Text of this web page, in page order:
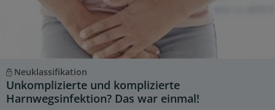
Neuklassifikation
Unkomplizierte und komplizierte
Harnwegsinfektion? Das war einmal!